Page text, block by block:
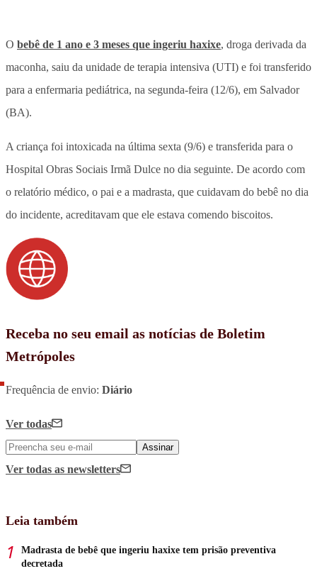
O bebê de 1 ano e 3 meses que ingeriu haxixe, droga derivada da
maconha, saiu da unidade de terapia intensiva (UTI) e foi transferido
para a enfermaria pediátrica, na segunda-feira (12/6), em Salvador
(BA).
A criança foi intoxicada na última sexta (9/6) e transferida para o
Hospital Obras Sociais Irmã Dulce no dia seguinte. De acordo com
o relatório médico, o pai e a madrasta, que cuidavam do bebê no dia
do incidente, acreditavam que ele estava comendo biscoitos.
Receba no seu email as notícias de Boletim
Metrópoles
Frequência de envio: Diário
Ver todas
Assinar
Ver todas as newsletters
Leia também
Madrasta de bebê que ingeriu haxixe tem prisão preventiva
decretada